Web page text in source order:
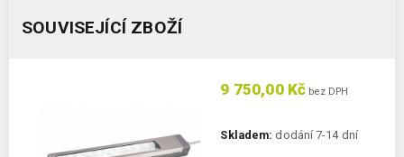
SOUVISEJÍCÍ ZBOŽÍ
9 750,00 Kč bez DPH
Skladem: dodání 7-14 dní